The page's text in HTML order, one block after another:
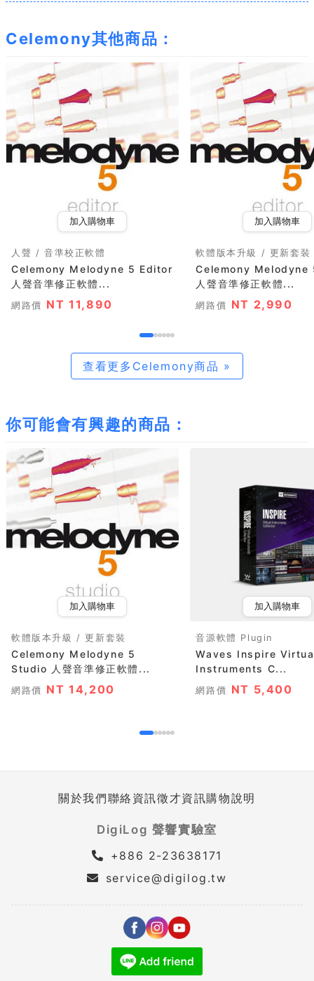
Celemony其他商品：
加入購物車
人聲 / 音準校正軟體
Celemony Melodyne 5 Editor
人聲音準修正軟體...
網路價 NT 11,890
加入購物車
軟體版本升級 / 更新套裝
Celemony Melodyne
人聲音準修正軟體...
網路價 NT 2,990
查看更多Celemony商品 »
你可能會有興趣的商品：
加入購物車
軟體版本升級 / 更新套裝
Celemony Melodyne 5
Studio 人聲音準修正軟體...
網路價 NT 14,200
加入購物車
音源軟體 Plugin
Waves Inspire
Instruments C...
網路價 NT 5,400
關於我們聯絡資訊徵才資訊購物說明
DigiLog 聲響實驗室
+886 2-23638171
service@digilog.tw